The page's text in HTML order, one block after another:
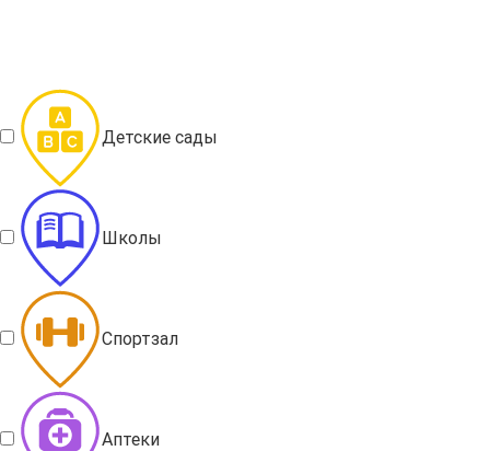
Детские сады
Школы
Спортзал
Аптеки